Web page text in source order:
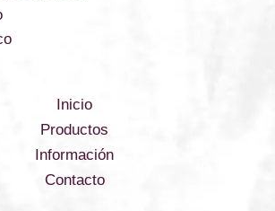
Inicio
Productos
Información
Contacto